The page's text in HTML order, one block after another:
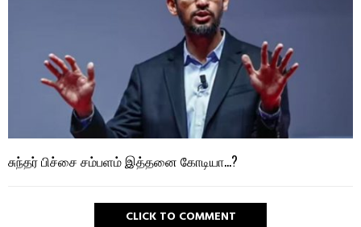
சுந்தர் பிச்சை சம்பளம் இத்தனை கோடியா…?
CLICK TO COMMENT